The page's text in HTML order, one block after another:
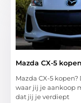
Mazda CX-5
Mazda CX-5
waar jij je aankoop
dat jij je verdiept